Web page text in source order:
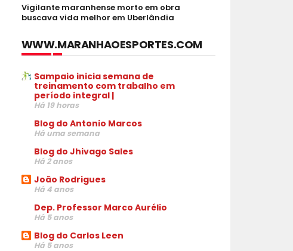
Vigilante maranhense morto em obra
buscava vida melhor em Uberlândia
WWW.MARANHAOESPORTES.COM
Sampaio inicia semana de
treinamento com trabalho em
período integral |
Há 19 horas
Blog do Antonio Marcos
Há uma semana
Blog do Jhivago Sales
Há 2 anos
João Rodrigues
Há 4 anos
Dep. Professor Marco Aurélio
Há 5 anos
Blog do Carlos Leen
Há 5 anos